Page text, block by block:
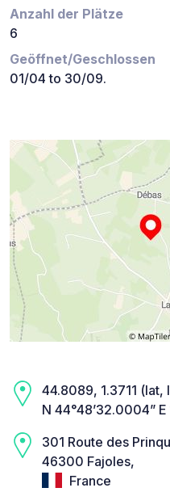
Anzahl der Plätze
6
Geöffnet/Geschlossen
01/04 to 30/09.
44.8089, 1.3711 (lat,
N 44°48’32.0004” E
301 Route des
46300 Fajoles,
France